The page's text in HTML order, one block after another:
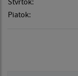
Piatok: